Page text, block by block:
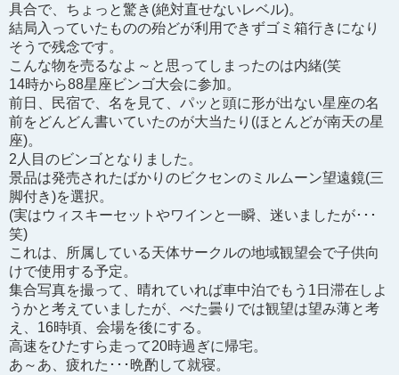
具合で、ちょっと驚き(絶対直せないレベル)。
結局入っていたものの殆どが利用できずゴミ箱行きになり
そうで残念です。
こんな物を売るなよ～と思ってしまったのは内緒(笑
14時から88星座ビンゴ大会に参加。
前日、民宿で、名を見て、パッと頭に形が出ない星座の名
前をどんどん書いていたのが大当たり(ほとんどが南天の星
座)。
2人目のビンゴとなりました。
景品は発売されたばかりのビクセンのミルムーン望遠鏡(三
脚付き)を選択。
(実はウィスキーセットやワインと一瞬、迷いましたが･･･
笑)
これは、所属している天体サークルの地域観望会で子供向
けで使用する予定。
集合写真を撮って、晴れていれば車中泊でもう1日滞在しよ
うかと考えていましたが、べた曇りでは観望は望み薄と考
え、16時頃、会場を後にする。
高速をひたすら走って20時過ぎに帰宅。
あ～あ、疲れた･･･晩酌して就寝。